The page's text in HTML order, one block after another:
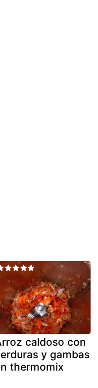
caldoso con
y gambas
thermomix